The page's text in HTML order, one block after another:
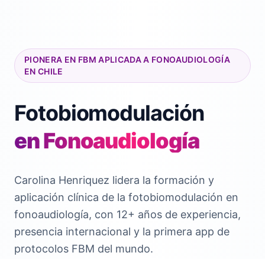
PIONERA EN FBM APLICADA A FONOAUDIOLOGÍA
EN CHILE
Fotobiomodulación
en Fonoaudiología
Carolina Henriquez lidera la formación y
aplicación clínica de la fotobiomodulación en
fonoaudiología, con 12+ años de experiencia,
presencia internacional y la primera app de
protocolos FBM del mundo.